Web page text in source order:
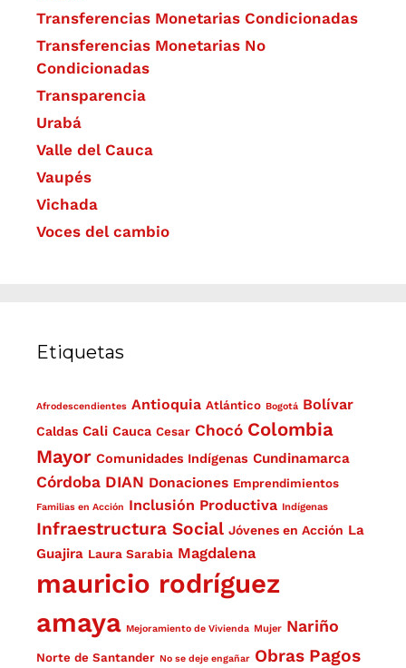
Transferencias Monetarias Condicionadas
Transferencias Monetarias No
Condicionadas
Transparencia
Urabá
Valle del Cauca
Vaupés
Vichada
Voces del cambio
Etiquetas
Afrodescendientes Antioquia Atlántico Bogotá Bolívar
Caldas Cali Cauca Cesar Chocó Colombia
Mayor Comunidades Indígenas Cundinamarca
Córdoba DIAN Donaciones Emprendimientos
Familias en Acción Inclusión Productiva Indígenas
Infraestructura Social Jóvenes en Acción La
Guajira Laura Sarabia Magdalena
mauricio rodríguez
amaya Mejoramiento de Vivienda Mujer Nariño
Norte de Santander No se deje engañar Obras Pagos